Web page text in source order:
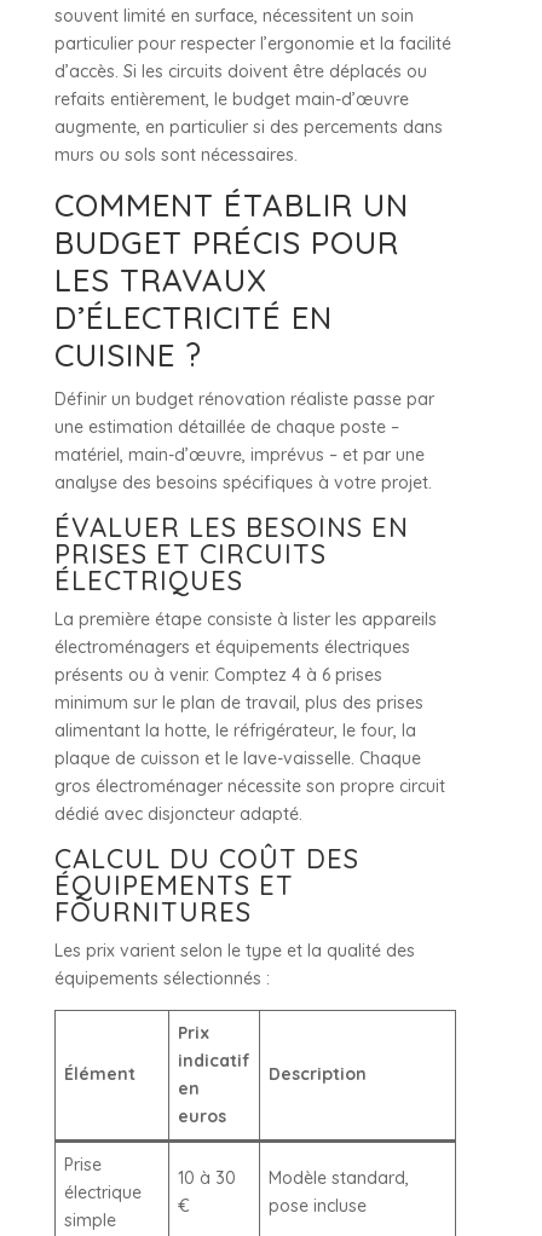
souvent limité en surface, nécessitent un soin
particulier pour respecter l’ergonomie et la facilité
d’accès. Si les circuits doivent être déplacés ou
refaits entièrement, le budget main-d’œuvre
augmente, en particulier si des percements dans
murs ou sols sont nécessaires.
COMMENT ÉTABLIR UN
BUDGET PRÉCIS POUR
LES TRAVAUX
D’ÉLECTRICITÉ EN
CUISINE ?
Définir un budget rénovation réaliste passe par
une estimation détaillée de chaque poste –
matériel, main-d’œuvre, imprévus – et par une
analyse des besoins spécifiques à votre projet.
ÉVALUER LES BESOINS EN
PRISES ET CIRCUITS
ÉLECTRIQUES
La première étape consiste à lister les appareils
électroménagers et équipements électriques
présents ou à venir. Comptez 4 à 6 prises
minimum sur le plan de travail, plus des prises
alimentant la hotte, le réfrigérateur, le four, la
plaque de cuisson et le lave-vaisselle. Chaque
gros électroménager nécessite son propre circuit
dédié avec disjoncteur adapté.
CALCUL DU COÛT DES
ÉQUIPEMENTS ET
FOURNITURES
Les prix varient selon le type et la qualité des
équipements sélectionnés :
Élément
Prix
indicatif
en
euros
Description
Prise
électrique
simple
10 à 30
€
Modèle standard,
pose incluse